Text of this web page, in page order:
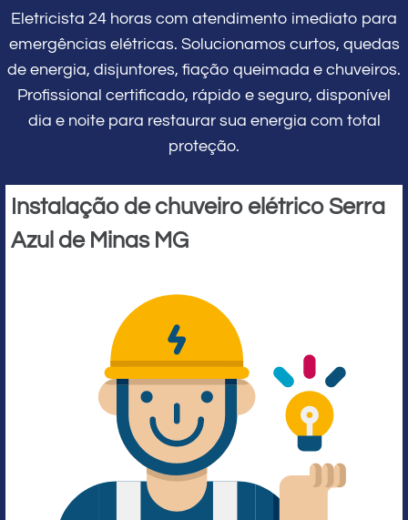
Eletricista 24 horas com atendimento imediato para
emergências elétricas. Solucionamos curtos, quedas
de energia, disjuntores, fiação queimada e chuveiros.
Profissional certificado, rápido e seguro, disponível
dia e noite para restaurar sua energia com total
proteção.
Instalação de chuveiro elétrico Serra
Azul de Minas MG